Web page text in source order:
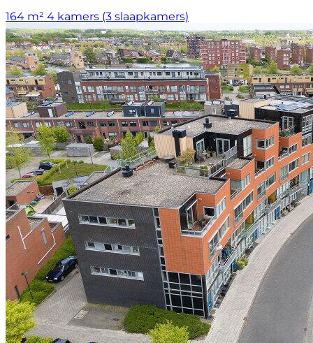
164 m² 4 kamers (3 slaapkamers)